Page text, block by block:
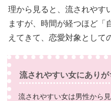
理から見ると、流されやす
ますが、時間が経つほど「
えてきて、恋愛対象として
流されやすい女にあり
流されやすい女は男性から